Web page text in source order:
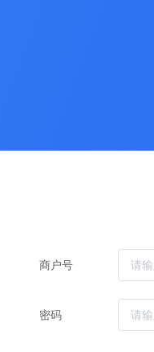
商户号
密码